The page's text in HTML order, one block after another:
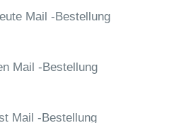
Mail -Bestellung
Mail -Bestellung
Mail -Bestellung